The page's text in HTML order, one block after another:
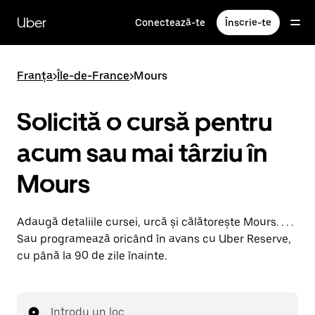
direct
conținutul
principal
Uber Conectează-te Înscrie-te
Franța>Île-de-France>Mours
Solicită o cursă pentru
acum sau mai târziu în
Mours
Adaugă detaliile cursei, urcă și călătorește Mours. . . .
Sau programează oricând în avans cu Uber Reserve,
cu până la 90 de zile înainte.
Introdu un loc